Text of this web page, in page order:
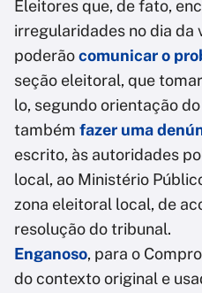
Eleitores que, de fato,
irregularidades no dia da
poderãocomunicar o
seção eleitoral, que
lo, segundo orientação
também fazer uma
escrito, às autoridades
local, ao Ministério
zona eleitoral local, de
resolução do tribunal.
Enganoso, para o
do contexto original e